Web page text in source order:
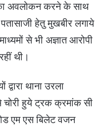
अवलोकन करने के साथ
हेतु मुखबीर लगाये
से भी अज्ञात आरोपी
थी।
थाना उरला
चोरी हुये ट्रक क्रमांक सी
एम एस बिलेट वजन